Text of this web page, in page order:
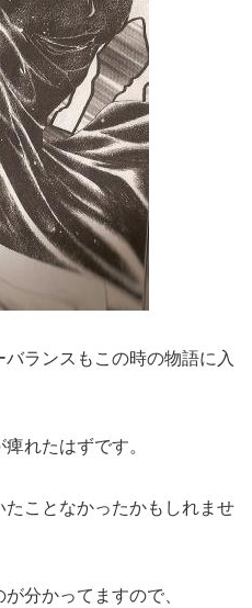
ランスもこの時の物語に入
れたはずです。
ことなかったかもしれませ
分かってますので、